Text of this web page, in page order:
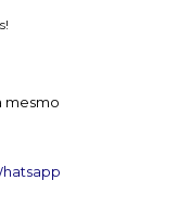
mesmo